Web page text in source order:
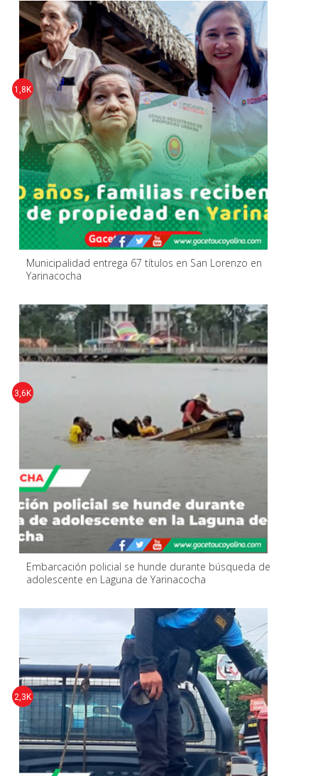
Municipalidad entrega 67 títulos en San Lorenzo en
Yarinacocha
1,8K
Embarcación policial se hunde durante búsqueda de
adolescente en Laguna de Yarinacocha
3,6K
2,3K